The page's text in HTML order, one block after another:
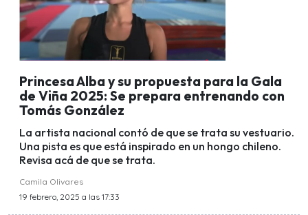
Princesa Alba y su propuesta para la Gala
de Viña 2025: Se prepara entrenando con
Tomás González
La artista nacional contó de que se trata su vestuario.
Una pista es que está inspirado en un hongo chileno.
Revisa acá de que se trata.
Camila Olivares
19 febrero, 2025 a las 17:33